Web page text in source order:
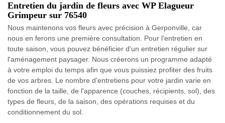
Entretien du jardin de fleurs avec WP Elagueur
Grimpeur sur 76540
Nous maintenons vos fleurs avec précision à Gerponville, car
nous en ferons une première consultation. Pour l'entretien en
toute saison, vous pouvez bénéficier d'un entretien régulier sur
l'aménagement paysager. Nous créerons un programme adapté
à votre emploi du temps afin que vous puissiez profiter des fruits
de vos arbres. Le nombre d'entretiens pour votre jardin varie en
fonction de la taille, de l'apparence (couches, récipients, sol), des
types de fleurs, de la saison, des opérations requises et du
conditionnement du sol.